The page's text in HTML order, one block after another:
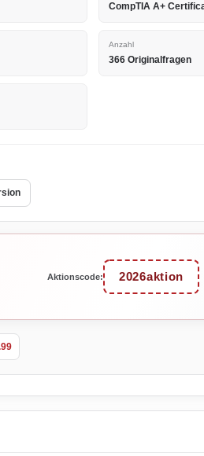
CompTIA A+
Anzahl
366 Originalfragen
Aktionscode: 2026aktion